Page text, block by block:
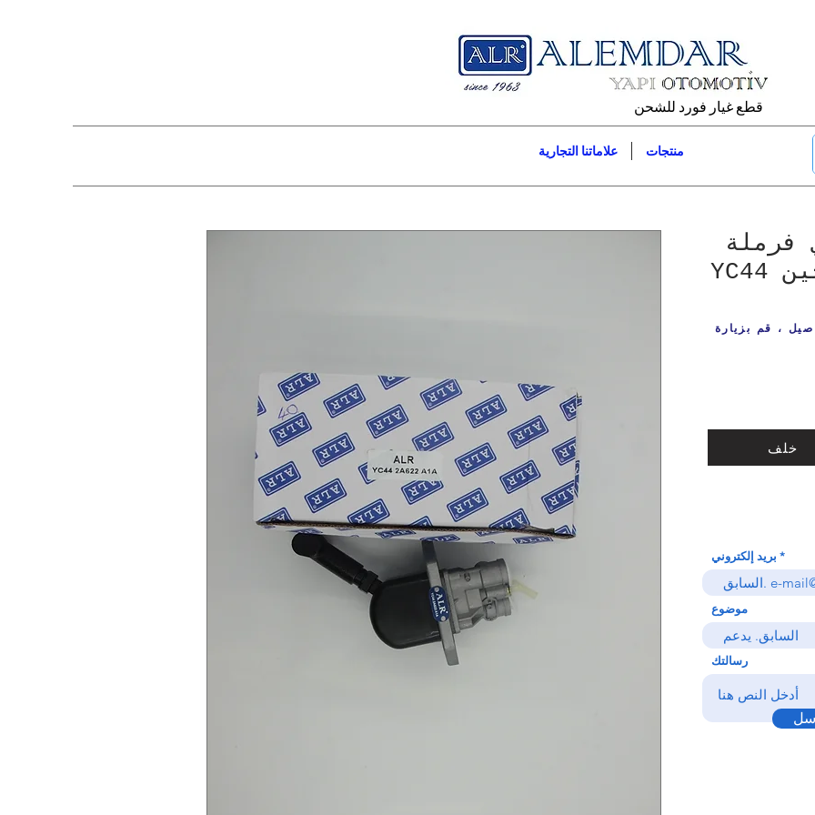
قطع غيار فورد للشحن
علاماتنا التجارية منتجات
فرملة
اليد كامل مخرجين YC44
خلف
بريد إلكتروني
موضوع
رسالتك